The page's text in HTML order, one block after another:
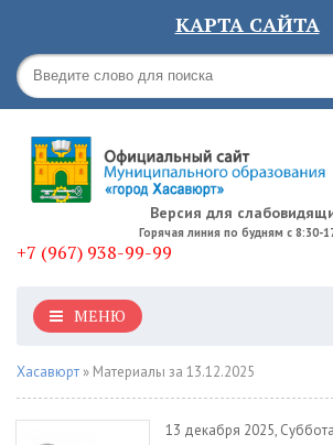
КАРТА САЙТА
Версия для
Горячая линия по будням с 8:30-
+7 (967) 938-99-99
МЕНЮ
Хасавюрт » Материалы за 13.12.2025
13 декабря 2025, Суббота